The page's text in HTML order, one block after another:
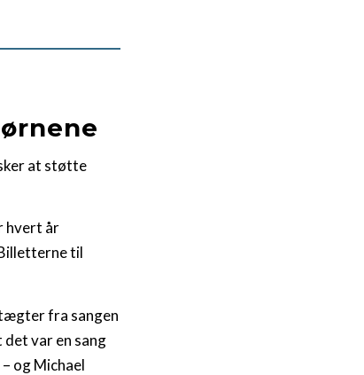
at støtte
hvert år
til
fra sangen
var en sang
og Michael